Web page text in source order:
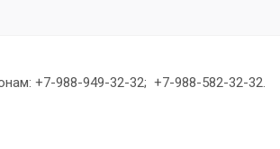
+7-988-949-32-32; +7-988-582-32-32.